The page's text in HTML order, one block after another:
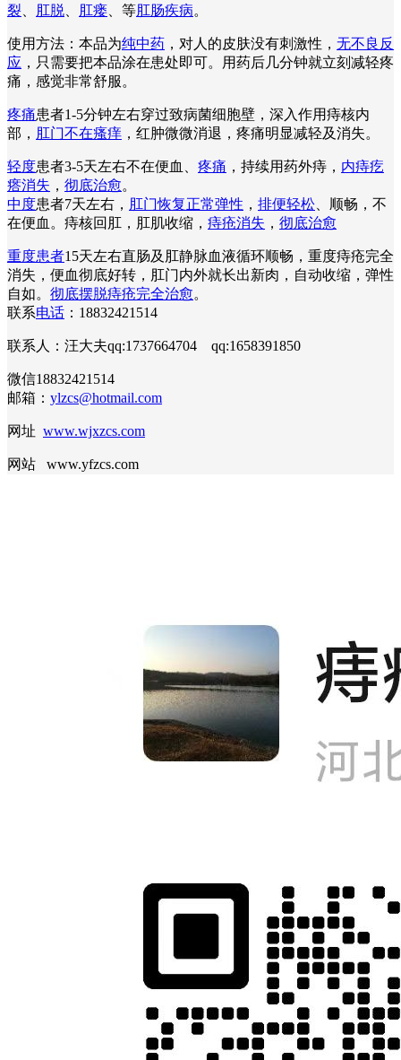
裂
肛脱 肛瘘 、等肛肠疾病。
使用方法：本品为纯中药 ，对人的皮肤没有刺激性， 无不良反
应 ，只需要把本品涂在患处即可。用药后几分钟就立刻减轻疼
痛，感觉非常舒服。
疼痛患者1-5分钟左右穿过致病菌细胞壁，深入作用痔核内
部， 肛门不在瘙痒 ，红肿微微消退，疼痛明显减轻及消失。
轻度患者3-5天左右不在便血、 疼痛 ，持续用药外痔， 内痔疙
瘩消失 ， 彻底治愈。
中度患者7天左右， 肛门恢复正常弹性 ， 排便轻松 、顺畅，不
在便血。痔核回肛，肛肌收缩， 痔疮消失 ， 彻底治愈
重度患者15天左右直肠及肛静脉血液循环顺畅，重度痔疮完全
消失，便血彻底好转，肛门内外就长出新肉，自动收缩，弹性
自如。 彻底摆脱痔疮完全治愈。
联系电话 ：18832421514
联系人：汪大夫qq:1737664704 qq:1658391850
微信18832421514
邮箱： ylzcs@hotmail.com
网址 www.wjxzcs.com
网站 www.yfzcs.com